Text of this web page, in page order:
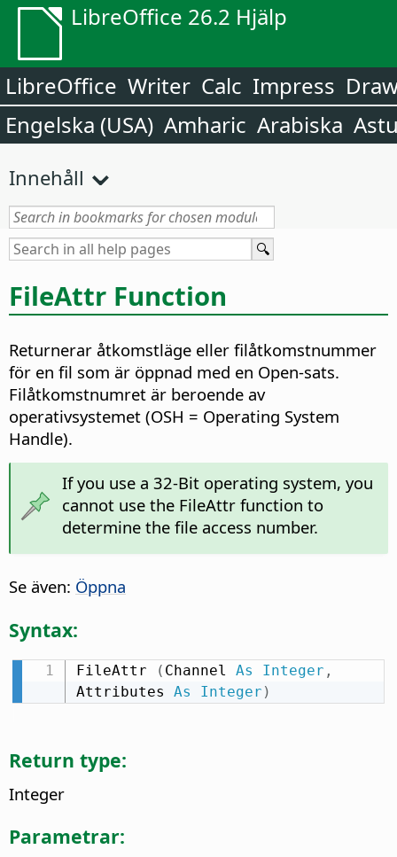
LibreOffice 26.2 Hjälp
LibreOffice Writer Calc Impress
Engelska (USA) Amharic Arabiska
Innehåll
FileAttr Function
Returnerar åtkomstläge eller filåtkomstnummer
för en fil som är öppnad med en Open-sats.
Filåtkomstnumret är beroende av
operativsystemet (OSH = Operating System
Handle).
If you use a 32-Bit operating system, you
cannot use the FileAttr function to
determine the file access number.
Se även: Öppna
Syntax:
FileAttr ( Channel As Integer ,
Attributes As Integer )
Return type:
Integer
Parametrar: